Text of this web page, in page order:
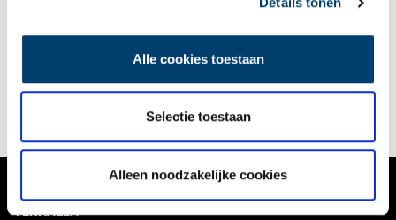
Alle cookies toestaan
Selectie toestaan
Alleen noodzakelijke cookies
Delen
VERHALEN